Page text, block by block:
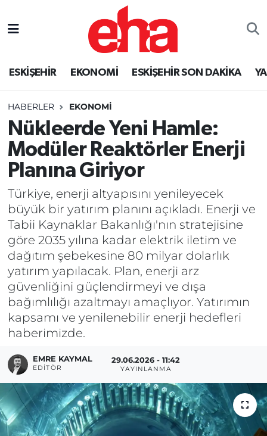
ESKİŞEHİR EKONOMİ ESKİŞEHİR SON DAKİKA
HABERLER EKONOMİ
Nükleerde Yeni Hamle:
Modüler Reaktörler Enerji
Planına Giriyor
Türkiye, enerji altyapısını yenileyecek
büyük bir yatırım planını açıkladı. Enerji ve
Tabii Kaynaklar Bakanlığı'nın stratejisine
göre 2035 yılına kadar elektrik iletim ve
dağıtım şebekesine 80 milyar dolarlık
yatırım yapılacak. Plan, enerji arz
güvenliğini güçlendirmeyi ve dışa
bağımlılığı azaltmayı amaçlıyor. Yatırımın
kapsamı ve yenilenebilir enerji hedefleri
haberimizde.
EMRE KAYMAL
EDITÖR
29.06.2026 - 11:42
YAYINLANMA